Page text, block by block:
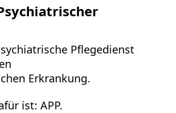
Pflegedienst
Erkrankung.
ist: APP.